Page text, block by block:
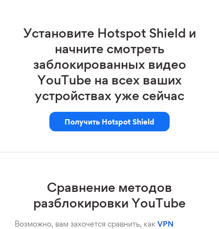
Установите Hotspot Shield и
начните смотреть
заблокированных видео
YouTube на всех ваших
устройствах уже сейчас
Получить Hotspot Shield
Сравнение методов
разблокировки YouTube
Возможно, вам захочется сравнить, как VPN